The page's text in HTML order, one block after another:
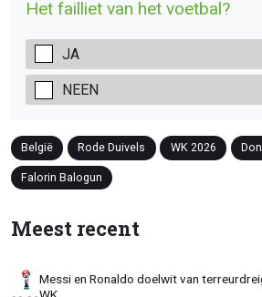
Het failliet van het voetbal?
JA
NEEN
België Rode Duivels WK 2026
Falorin Balogun
Meest recent
Messi en Ronaldo doelwit van
WK